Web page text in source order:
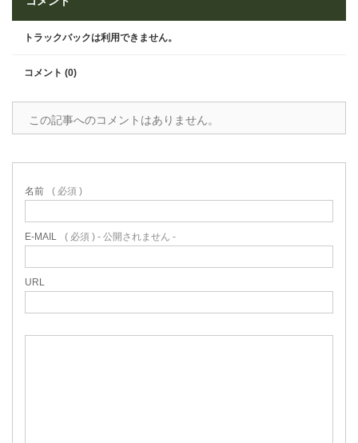
トラックバックは利用できません。
コメント (0)
この記事へのコメントはありません。
名前 ( 必須 )
E-MAIL ( 必須 ) - 公開されません -
URL